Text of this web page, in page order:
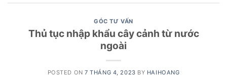
GÓC TƯ VẤN
Thủ tục nhập khẩu cây cảnh từ nước
ngoài
POSTED ON7 THÁNG 4, 2023 BY HAIHOANG